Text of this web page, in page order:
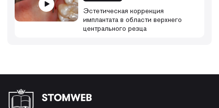
Эстетическая коррекция
имплантата в области верхнего
центрального резца